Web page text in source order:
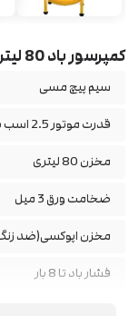
کمپرسور باد 80 لیتری سیلندری
سیم پیچ مسی
قدرت موتور 2.5 اسب بخار
مخزن 80 لیتری
ضخامت ورق 3 میل
مخزن اپوکسی(ضد
فشار باد تا 8 بار